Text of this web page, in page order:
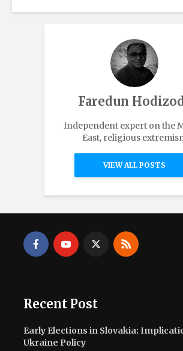
Faredun
Independent expert on the
East, religious
VIEW ALL POSTS
Recent Post
Early Elections in Slovakia:
Ukraine Policy